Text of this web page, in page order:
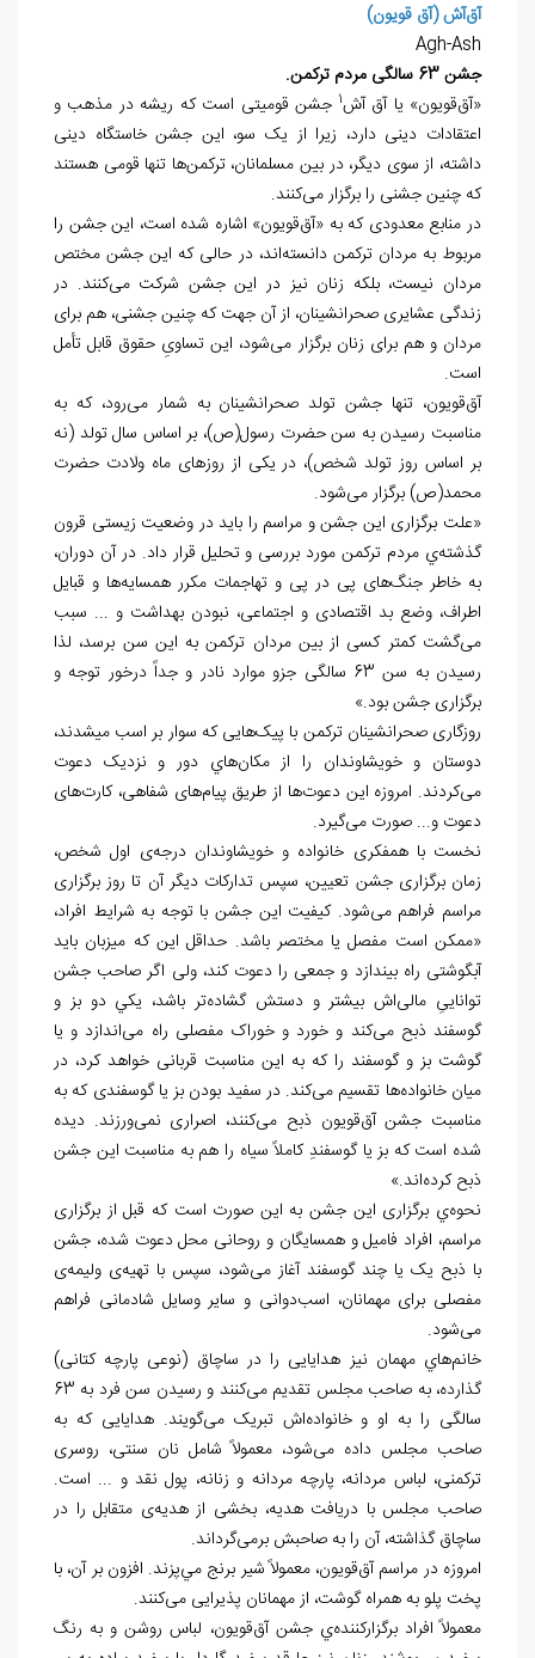
آقآش (آق قویون)
Agh-Ash
جشن 63 سالگی مردم ترکمن.
«آققویون» یا آق آش1 جشن قومیتی است که ریشه در مذهب و
اعتقادات دینی دارد، زیرا از یک سو، این جشن خاستگاه دینی
داشته، از سوی دیگر، در بین مسلمانان، ترکمنها تنها قومی هستند
که چنین جشنی را برگزار میکنند.
در منابع معدودی که به «آققویون» اشاره شده است، این جشن را
مربوط به مردان ترکمن دانستهاند، در حالی که این جشن مختص
مردان نیست، بلكه زنان نیز در این جشن شركت میکنند. در
زندگی عشایری صحرانشینان، از آن جهت که چنین جشنی، هم برای
مردان و هم برای زنان برگزار میشود، این تساویِ حقوق قابل تأمل
است.
آققویون، تنها جشن تولد صحرانشينان به شمار میرود، که به
مناسبت رسيدن به سن حضرت رسول(ص)، بر اساس سال تولد (نه
بر اساس روز تولد شخص)، در یکی از روزهای ماه ولادت حضرت
محمد(ص) برگزار میشود.
«علت برگزاری این جشن و مراسم را بايد در وضعیت زیستی قرون
گذشتهي مردم ترکمن مورد بررسی و تحلیل قرار داد. در آن دوران،
به خاطر جنگهای پی در پی و تهاجمات مکرر همسایهها و قبایل
اطراف، وضع بد اقتصادی و اجتماعی، نبودن بهداشت و ... سبب
میگشت کمتر کسی از بین مردان ترکمن به این سن برسد، لذا
رسیدن به سن 63 سالگی جزو موارد نادر و جداً درخور توجه و
برگزاری جشن بود.»
روزگاری صحرانشينان ترکمن با پیکهایی که سوار بر اسب می‏شدند،
دوستان و خویشاوندان را از مکانهاي دور و نزدیک دعوت
میکردند. امروزه این دعوتها از طریق پیامهای شفاهی، کارتهای
دعوت و... صورت میگیرد.
نخست با هم‏فکری خانواده و خویشاوندان درجهی اول شخص،
زمان برگزاری جشن تعیین، سپس تدارکات دیگر آن تا روز برگزاری
مراسم فراهم میشود. کیفیت این جشن با توجه به شرایط افراد،
«ممکن است مفصل یا مختصر باشد. حداقل این که ميزبان باید
آبگوشتی راه بیندازد و جمعی را دعوت کند، ولی اگر صاحب جشن
تواناییِ مالیاش بیشتر و دستش گشادهتر باشد، یکي دو بز و
گوسفند ذبح میکند و خورد و خوراک مفصلی راه میاندازد و یا
گوشت بز و گوسفند را که به این مناسبت قربانی خواهد کرد، در
میان خانوادهها تقسیم میکند. در سفید بودن بز یا گوسفندی که به
مناسبت جشن آققویون ذبح میکنند، اصراری نمیورزند. دیده
شده است که بز یا گوسفندِ کاملاً سیاه را هم به مناسبت این جشن
ذبح کردهاند.»
نحوهي برگزاری این جشن به این صورت است که قبل از برگزاری
مراسم، افراد فامیل و همسایگان و روحانی محل دعوت شده، جشن
با ذبح یک یا چند گوسفند آغاز میشود، سپس با تهیهی ولیمهی
مفصلی برای مهمانان، اسبدوانی و سایر وسایل شادمانی فراهم
میشود.
خانمهاي مهمان نیز هدایایی را در ساچاق (نوعی پارچه کتانی)
گذارده، به صاحب مجلس تقدیم می
کنند و رسیدن سن فرد به 63
سالگی را به او و خانواده­اش تبریک میگویند. هدایایی که به
صاحب مجلس داده میشود، معمولاً شامل نان سنتی، روسری
ترکمنی، لباس مردانه، پارچه مردانه و زنانه، پول نقد و ... است.
صاحب مجلس با دریافت هدیه، بخشی از هدیهی متقابل را در
ساچاق گذاشته، آن را به صاحبش برمیگرداند.
امروزه در مراسم آققویون، معمولاً شیر برنج ميپزند. افزون بر آن، با
پخت پلو به همراه گوشت، از مهمانان پذیرایی میکنند.
معمولاً افراد برگزارکنندهي جشن آققویون، لباس روشن و به رنگ